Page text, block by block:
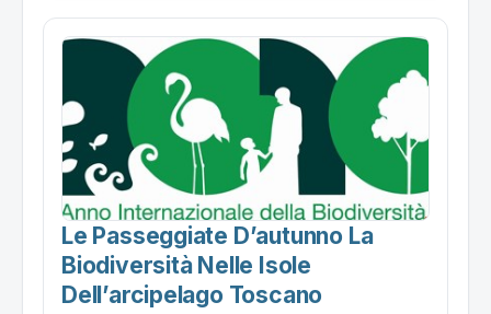
Le Passeggiate D’autunno La
Biodiversità Nelle Isole
Dell’arcipelago Toscano